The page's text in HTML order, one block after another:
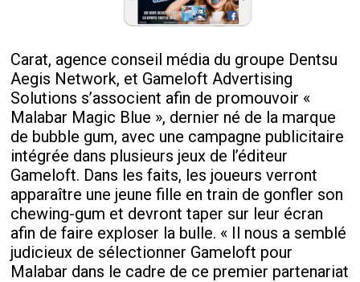
Carat, agence conseil média du groupe Dentsu
Aegis Network, et Gameloft Advertising
Solutions s’associent afin de promouvoir «
Malabar Magic Blue », dernier né de la marque
de bubble gum, avec une campagne publicitaire
intégrée dans plusieurs jeux de l’éditeur
Gameloft. Dans les faits, les joueurs verront
apparaître une jeune fille en train de gonfler son
chewing-gum et devront taper sur leur écran
afin de faire exploser la bulle. « Il nous a semblé
judicieux de sélectionner Gameloft pour
Malabar dans le cadre de ce premier partenariat